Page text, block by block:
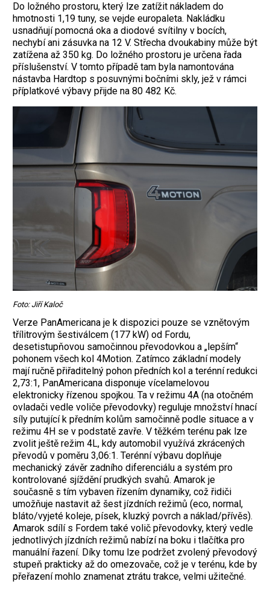
Do ložného prostoru, který lze zatížit nákladem do
hmotnosti 1,19 tuny, se vejde europaleta. Nakládku
usnadňují pomocná oka a diodové svítilny v bocích,
nechybí ani zásuvka na 12 V. Střecha dvoukabiny může být
zatížena až 350 kg. Do ložného prostoru je určena řada
příslušenství. V tomto případě tam byla namontována
nástavba Hardtop s posuvnými bočními skly, jež v rámci
příplatkové výbavy přijde na 80 482 Kč.
Foto: Jiří Kaloč
Verze PanAmericana je k dispozici pouze se vznětovým
třílitrovým šestiválcem (177 kW) od Fordu,
desetistupňovou samočinnou převodovkou a „lepším“
pohonem všech kol 4Motion. Zatímco základní modely
mají ručně přiřaditelný pohon předních kol a terénní redukci
2,73:1, PanAmericana disponuje vícelamelovou
elektronicky řízenou spojkou. Ta v režimu 4A (na otočném
ovladači vedle voliče převodovky) reguluje množství hnací
síly putující k předním kolům samočinně podle situace a v
režimu 4H se v podstatě zavře. V těžkém terénu pak lze
zvolit ještě režim 4L, kdy automobil využívá zkrácených
převodů v poměru 3,06:1. Terénní výbavu doplňuje
mechanický závěr zadního diferenciálu a systém pro
kontrolované sjíždění prudkých svahů. Amarok je
současně s tím vybaven řízením dynamiky, což řidiči
umožňuje nastavit až šest jízdních režimů (eco, normal,
bláto/vyjeté koleje, písek, kluzký povrch a náklad/přívěs).
Amarok sdílí s Fordem také volič převodovky, který vedle
jednotlivých jízdních režimů nabízí na boku i tlačítka pro
manuální řazení. Díky tomu lze podržet zvolený převodový
stupeň prakticky až do omezovače, což je v terénu, kde by
přeřazení mohlo znamenat ztrátu trakce, velmi užitečné.